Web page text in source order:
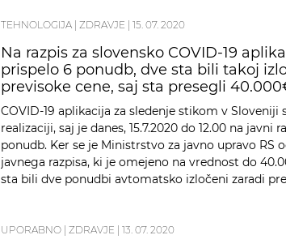
TEHNOLOGIJA ZDRAVJE 15. 07. 2020
Na razpis za slovensko COVID-19
prispelo 6 ponudb, dve sta bili takoj
previsoke cene, saj sta presegli
COVID-19 aplikacija za sledenje stikom v Sloveniji
realizaciji, saj je danes, 15.7.2020 do 12.00 na javni
ponudb. Ker se je Ministrstvo za javno upravo RS
javnega razpisa, ki je omejeno na vrednost do
sta bili dve ponudbi avtomatsko izločeni zaradi
UPORABNO ZDRAVJE 13. 07. 2020